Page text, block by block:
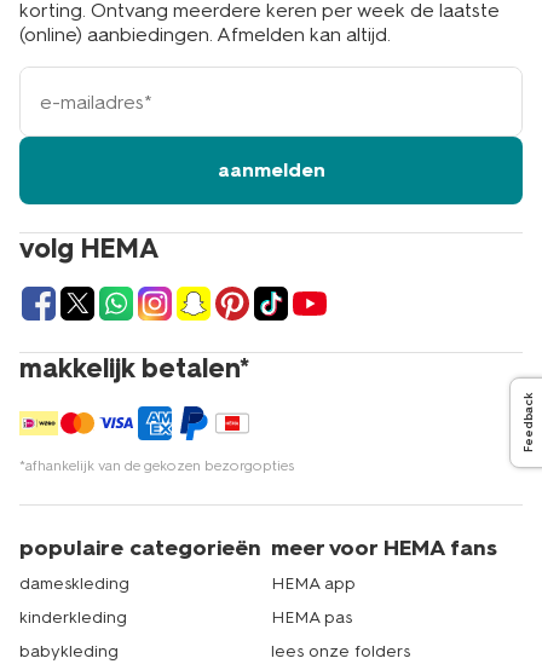
volg HEMA
makkelijk betalen*
*afhankelijk van de gekozen bezorgopties
korting. Ontvang meerdere keren per week de laatste
(online) aanbiedingen. Afmelden kan altijd.
e-
mailadres
aanmelden
populaire categorieën
dameskleding
kinderkleding
babykleding
meer voor HEMA fans
HEMA app
HEMA pas
lees onze folders
Feedback